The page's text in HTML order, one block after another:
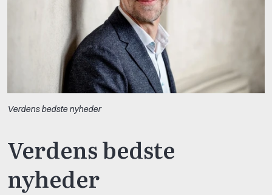
Verdens bedste nyheder
Verdens bedste
nyheder